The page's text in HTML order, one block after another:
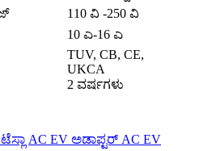
110 ವಿ -250 ವಿ
10 ಎ-16 ಎ
TUV, CB, CE,
UKCA
2 ವರ್ಷಗಳು